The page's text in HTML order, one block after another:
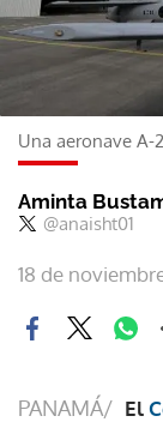
Una aeronave A-
Aminta
@anaisht01
18 de
PANAMÁ/ El